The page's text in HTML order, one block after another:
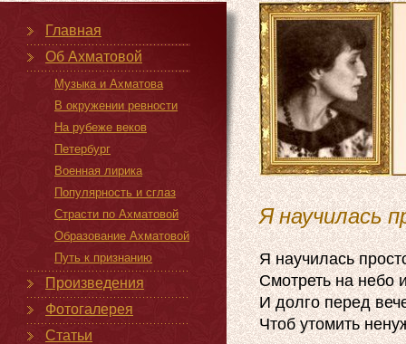
Главная
Об Ахматовой
Музыка и Ахматова
В окружении ревности
На рубеже веков
Петербург
Военная лирика
Популярность и сглаз
Страсти по Ахматовой
Образование Ахматовой
Путь к признанию
Произведения
Фотогалерея
Статьи
Я научилась
Я научилась
Смотреть на небо
И долго перед
Чтоб утомить